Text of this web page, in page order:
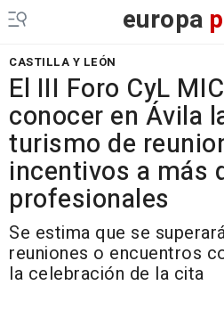
europa
CASTILLA Y LEÓN
El III Foro CyL
conocer en Ávila
turismo de
incentivos a más
profesionales
Se estima que se
reuniones o encuentros
la celebración de la cita